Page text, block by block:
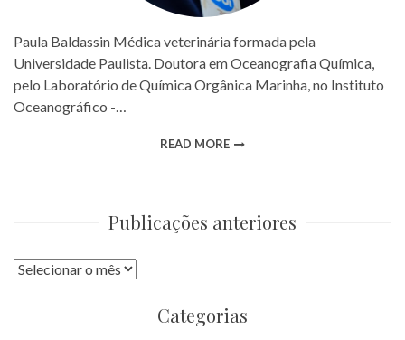
Paula Baldassin Médica veterinária formada pela
Universidade Paulista. Doutora em Oceanografia Química,
pelo Laboratório de Química Orgânica Marinha, no Instituto
Oceanográfico -…
READ MORE
Publicações anteriores
Publicações
Categorias